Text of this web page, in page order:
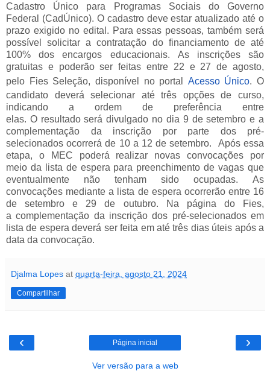
Cadastro Único para Programas Sociais do Governo
Federal (CadÚnico). O cadastro deve estar atualizado até o
prazo exigidonoedital. Para essas pessoas, também será
possível solicitar a contratação do financiamento de até
100% dos encargos educacionais.
As inscrições são
gratuitas e poderãoser feitas entre 22 e 27 de agosto,
pelo Fies Seleção, disponível noportal Acesso Único. O
candidato deverá selecionar até três opções de curso,
indicando a ordem de preferência entre
el as. Oresultadoserádivulgado no dia 9 de setembro e a
complementação da inscrição por parte dos pré-
selecionados ocorrerá de 10 a 12 de setembro.
Após essa
etapa, o MEC poderá realizar novas convocações por
meio da lista de espera para preenchimento de vagas que
eventualmente não tenham sido ocupadas. As
convocações mediantea lista de espera ocorrerão entre 16
de setembro e 29 de outubro.
Na página do Fies,
a complementação da inscrição dos pré-selecionados em
lista de espera deverá ser feita ematétrês dias úteis após a
data da convocação.
Djalma Lopes at quarta-feira, agosto 21, 2024
Compartilhar
‹ ›
Página inicial
Ver versão para a web